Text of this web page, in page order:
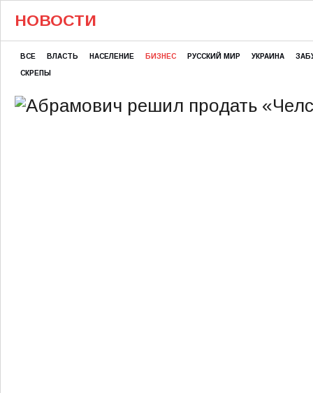
НОВОСТИ
ВСЕ ВЛАСТЬ НАСЕЛЕНИЕ БИЗНЕС РУССКИЙ МИР УКРАИНА
СКРЕПЫ